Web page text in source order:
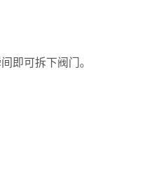
即可拆下阀门。